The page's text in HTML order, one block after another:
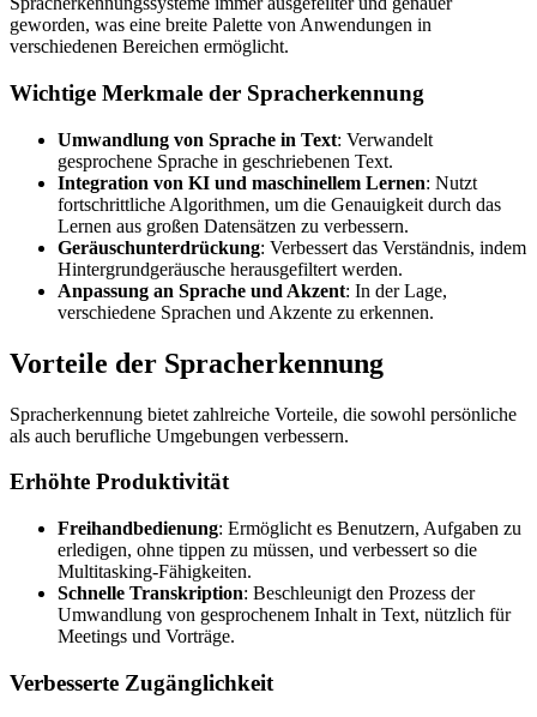
geworden, was eine breite Palette von Anwendungen in
verschiedenen Bereichen ermöglicht.
Wichtige Merkmale der Spracherkennung
Umwandlung von Sprache in Text: Verwandelt
gesprochene Sprache in geschriebenen Text.
Integration von KI und maschinellem Lernen: Nutzt
fortschrittliche Algorithmen, um die Genauigkeit durch das
Lernen aus großen Datensätzen zu verbessern.
Geräuschunterdrückung: Verbessert das Verständnis, indem
Hintergrundgeräusche herausgefiltert werden.
Anpassung an Sprache und Akzent: In der Lage,
verschiedene Sprachen und Akzente zu erkennen.
Vorteile der Spracherkennung
Spracherkennung bietet zahlreiche Vorteile, die sowohl persönliche
als auch berufliche Umgebungen verbessern.
Erhöhte Produktivität
Freihandbedienung: Ermöglicht es Benutzern, Aufgaben zu
erledigen, ohne tippen zu müssen, und verbessert so die
Multitasking-Fähigkeiten.
Schnelle Transkription: Beschleunigt den Prozess der
Umwandlung von gesprochenem Inhalt in Text, nützlich für
Meetings und Vorträge.
Verbesserte Zugänglichkeit